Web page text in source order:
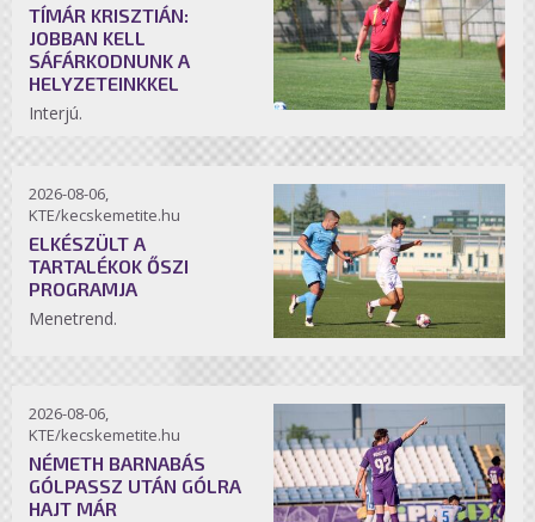
TÍMÁR KRISZTIÁN:
JOBBAN KELL
SÁFÁRKODNUNK A
HELYZETEINKKEL
Interjú.
2026-08-06,
KTE/kecskemetite.hu
ELKÉSZÜLT A
TARTALÉKOK ŐSZI
PROGRAMJA
Menetrend.
2026-08-06,
KTE/kecskemetite.hu
NÉMETH BARNABÁS
GÓLPASSZ UTÁN GÓLRA
HAJT MÁR